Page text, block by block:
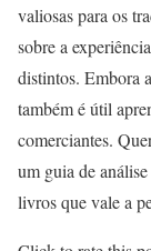
valiosas para os
sobre a
distintos. Embora
também é útil
comerciantes.
um guia de
livros que vale a